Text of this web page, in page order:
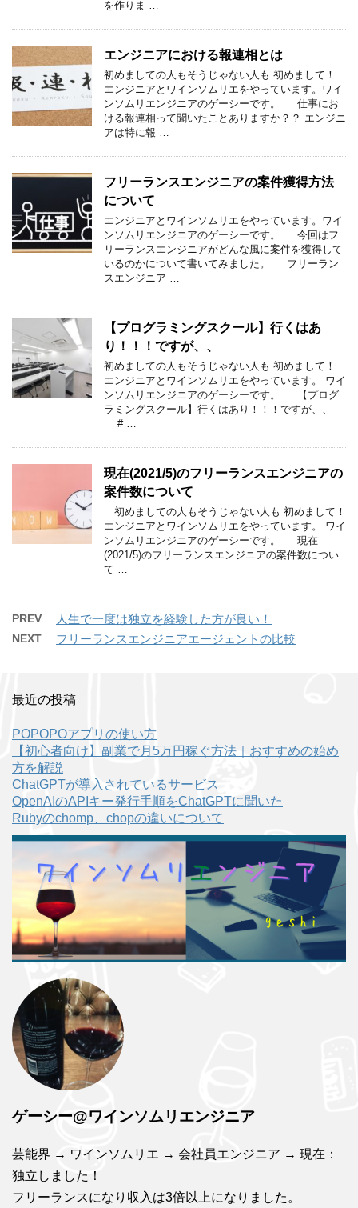
を作りま …
エンジニアにおける報連相とは
初めましての人もそうじゃない人も 初めまして！
エンジニアとワインソムリエをやっています。ワイ
ンソムリエンジニアのゲーシーです。 仕事にお
ける報連相って聞いたことありますか？？ エンジニ
アは特に報 …
フリーランスエンジニアの案件獲得方法
について
エンジニアとワインソムリエをやっています。ワイ
ンソムリエンジニアのゲーシーです。 今回はフ
リーランスエンジニアがどんな風に案件を獲得して
いるのかについて書いてみました。 フリーラン
スエンジニア …
【プログラミングスクール】行くはあ
り！！！ですが、、
初めましての人もそうじゃない人も 初めまして！
エンジニアとワインソムリエをやっています。 ワイ
ンソムリエンジニアのゲーシーです。 【プログ
ラミングスクール】行くはあり！！！ですが、、
# …
現在(2021/5)のフリーランスエンジニアの
案件数について
初めましての人もそうじゃない人も 初めまして！
エンジニアとワインソムリエをやっています。 ワイ
ンソムリエンジニアのゲーシーです。 現在
(2021/5)のフリーランスエンジニアの案件数につい
て …
PREV 人生で一度は独立を経験した方が良い！
NEXT フリーランスエンジニアエージェントの比較
最近の投稿
POPOPOアプリの使い方
【初心者向け】副業で月5万円稼ぐ方法｜おすすめの始め
方を解説
ChatGPTが導入されているサービス
OpenAIのAPIキー発行手順をChatGPTに聞いた
Rubyのchomp、chopの違いについて
ゲーシー@ワインソムリエンジニア
芸能界 → ワインソムリエ → 会社員エンジニア → 現在：
独立しました！
フリーランスになり収入は3倍以上になりました。